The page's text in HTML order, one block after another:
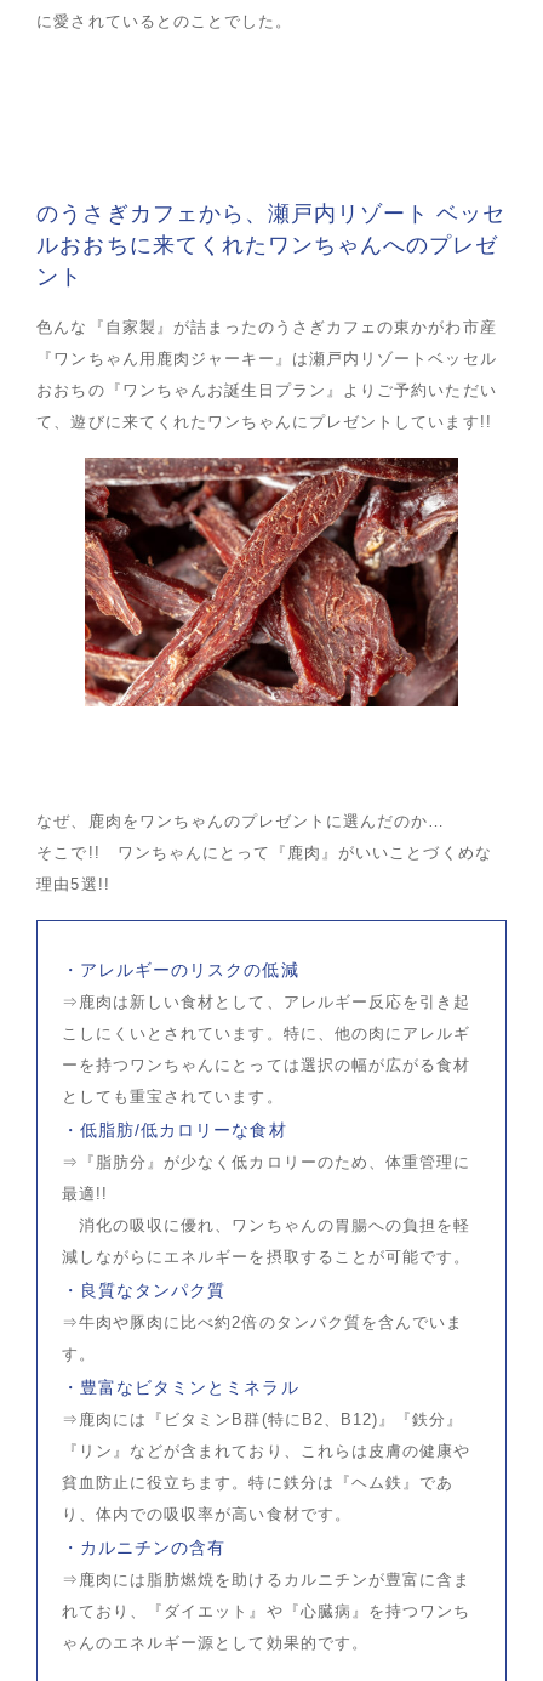
に愛されているとのことでした。
のうさぎカフェから、瀬戸内リゾート ベッセ
ルおおちに来てくれたワンちゃんへのプレゼ
ント
色んな『自家製』が詰まったのうさぎカフェの東かがわ市産
『ワンちゃん用鹿肉ジャーキー』は瀬戸内リゾートベッセル
おおちの『ワンちゃんお誕生日プラン』よりご予約いただい
て、遊びに来てくれたワンちゃんにプレゼントしています!!
なぜ、鹿肉をワンちゃんのプレゼントに選んだのか…
そこで!! ワンちゃんにとって『鹿肉』がいいことづくめな
理由5選!!
・アレルギーのリスクの低減
⇒鹿肉は新しい食材として、アレルギー反応を引き起
こしにくいとされています。特に、他の肉にアレルギ
ーを持つワンちゃんにとっては選択の幅が広がる食材
としても重宝されています。
・低脂肪/低カロリーな食材
⇒『脂肪分』が少なく低カロリーのため、体重管理に
最適!!
消化の吸収に優れ、ワンちゃんの胃腸への負担を軽
減しながらにエネルギーを摂取することが可能です。
・良質なタンパク質
⇒牛肉や豚肉に比べ約2倍のタンパク質を含んでいま
す。
・豊富なビタミンとミネラル
⇒鹿肉には『ビタミンB群(特にB2、B12)』『鉄分』
『リン』などが含まれており、これらは皮膚の健康や
貧血防止に役立ちます。特に鉄分は『ヘム鉄』であ
り、体内での吸収率が高い食材です。
・カルニチンの含有
⇒鹿肉には脂肪燃焼を助けるカルニチンが豊富に含ま
れており、『ダイエット』や『心臓病』を持つワンち
ゃんのエネルギー源として効果的です。